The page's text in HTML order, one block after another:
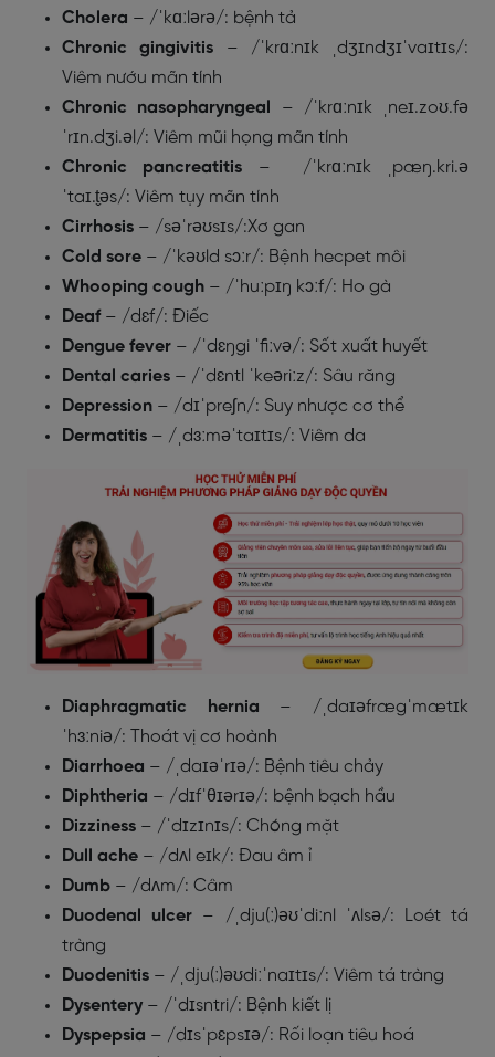
Cholera – /ˈkɑːlərə/: bệnh tả
Chronic gingivitis – /ˈkrɑːnɪk ˌdʒɪndʒɪˈvaɪtɪs/:
Viêm nướu mãn tính
Chronic nasopharyngeal
– /ˈkrɑːnɪk ˌneɪ.zoʊ.fə
ˈrɪn.dʒi.əl/: Viêm mũi họng mãn tính
Chronic pancreatitis – /ˈkrɑːnɪk ˌpæŋ.kri.ə
ˈtaɪ.t̬əs/: Viêm tụy mãn tính
Cirrhosis – /səˈrəʊsɪs/:Xơ gan
Cold sore – /ˈkəʊld sɔːr/: Bệnh hecpet môi
Whooping cough – /ˈhuːpɪŋ kɔːf/: Ho gà
Deaf– /dɛf/: Điếc
Dengue fever – /ˈdɛŋgi ˈfiːvə/: Sốt xuất huyết
Dental caries – /ˈdɛntl ˈkeəriːz/: Sâu răng
Depression – /dɪˈpreʃn/: Suy nhược cơ thể
Dermatitis – /ˌdɜːməˈtaɪtɪs/: Viêm da
Diaphragmatic hernia – /ˌdaɪəfrægˈmætɪk
ˈhɜːniə/: Thoát vị cơ hoành
Diarrhoea – /ˌdaɪəˈrɪə/: Bệnh tiêu chảy
Diphtheria – /dɪfˈθɪərɪə/: bệnh bạch hầu
Dizziness – /ˈdɪzɪnɪs/: Chóng mặt
Dull ache – /dʌl eɪk/: Đau âm ỉ
Dumb – /dʌm/: Câm
Duodenal
ulcer – /ˌdju(ː)əʊˈdiːnl ˈʌlsə/: Loét tá
tràng
Duodenitis – /ˌdju(ː)əʊdiːˈnaɪtɪs/: Viêm tá tràng
Dysentery – /ˈdɪsntri/: Bệnh kiết lị
Dyspepsia – /dɪsˈpɛpsɪə/: Rối loạn tiêu hoá